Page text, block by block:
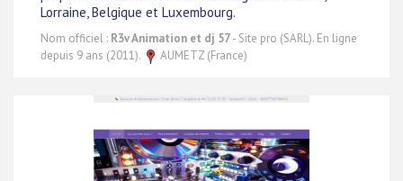
Lorraine, Belgique et Luxembourg.
Nom officiel : R3v Animation et dj 57- Site pro (SARL). En ligne
depuis 9 ans (2011).
AUMETZ (France)